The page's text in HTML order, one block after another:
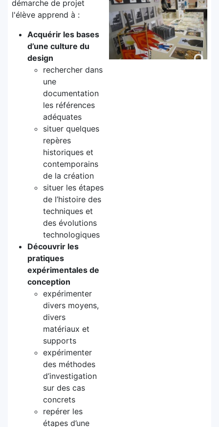
démarche de projet
l'élève apprend à :
Acquérir les bases
d’une culture du
design
rechercher dans
une
documentation
les références
adéquates
situer quelques
repères
historiques et
contemporains
de la création
situer les étapes
de l’histoire des
techniques et
des évolutions
technologiques
Découvrir les
pratiques
expérimentales de
conception
expérimenter
divers moyens,
divers
matériaux et
supports
expérimenter
des méthodes
d’investigation
sur des cas
concrets
repérer les
étapes d’une